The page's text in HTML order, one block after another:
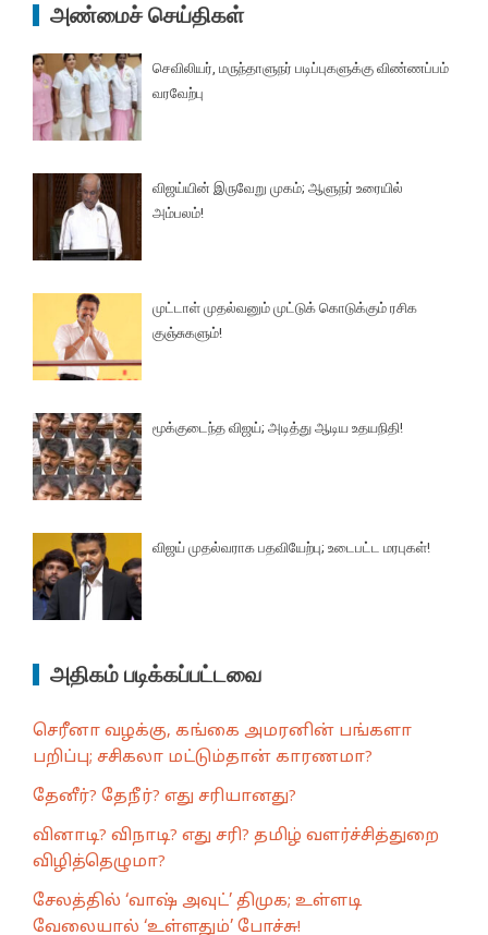
அண்மைச் செய்திகள்
செவிலியர், மருந்தாளுநர் படிப்புகளுக்கு விண்ணப்பம்
வரவேற்பு
விஜய்யின் இருவேறு முகம்; ஆளுநர் உரையில்
அம்பலம்!
முட்டாள் முதல்வனும் முட்டுக் கொடுக்கும் ரசிக
குஞ்சுகளும்!
மூக்குடைந்த விஜய்; அடித்து ஆடிய உதயநிதி!
விஜய் முதல்வராக பதவியேற்பு; உடைபட்ட மரபுகள்!
அதிகம் படிக்கப்பட்டவை
செரீனா வழக்கு, கங்கை அமரனின் பங்களா
பறிப்பு; சசிகலா மட்டும்தான் காரணமா?
தேனீர்? தேநீர்? எது சரியானது?
வினாடி? விநாடி? எது சரி? தமிழ் வளர்ச்சித்துறை
விழித்தெழுமா?
சேலத்தில் ‘வாஷ் அவுட்’ திமுக; உள்ளடி
வேலையால் ‘உள்ளதும்’ போச்சு!